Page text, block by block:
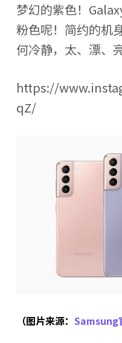
梦幻的紫色！
粉色呢！简约的机
何冷静，太、漂、
https://
qZ/
（图片来源： Samsung